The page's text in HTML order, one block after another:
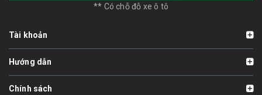
** Có chỗ đỗ xe ô tô
Tài khoản
Hướng dẫn
Chính sách